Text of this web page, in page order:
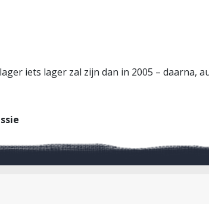
iets lager zal zijn dan in 2005 – daarna,